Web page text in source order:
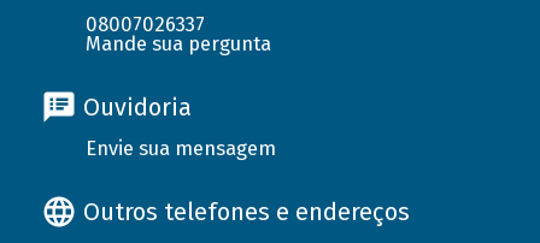
08007026337
Mande sua pergunta
Ouvidoria
Envie sua mensagem
Outros telefones e endereços